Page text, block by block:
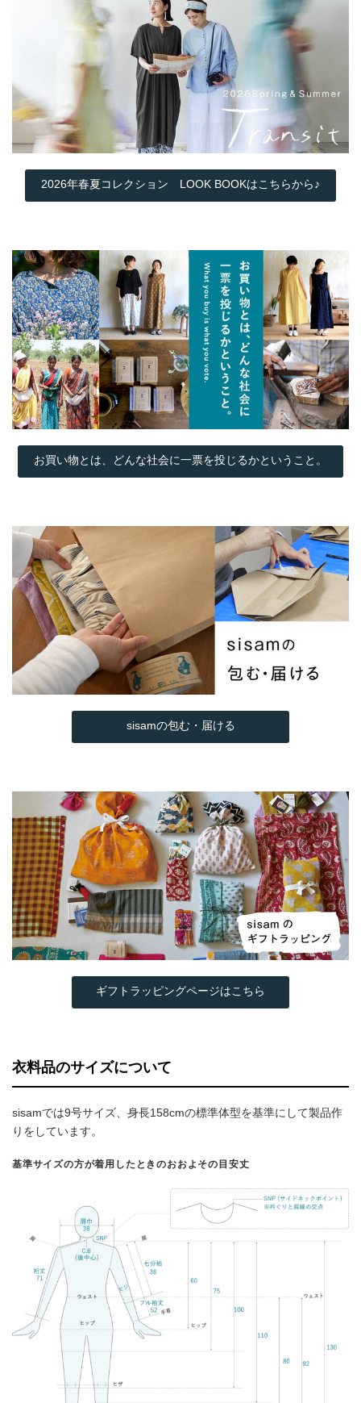
2026年春夏コレクション LOOK BOOKはこちらから♪
お買い物とは、どんな社会に一票を投じるかということ。
sisamの包む・届ける
ギフトラッピングページはこちら
衣料品のサイズについて
sisamでは9号サイズ、身長158cmの標準体型を基準にして製品作
りをしています。
基準サイズの方が着用したときのおおよその目安丈